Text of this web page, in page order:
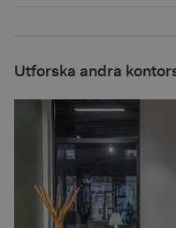
Utforska andra